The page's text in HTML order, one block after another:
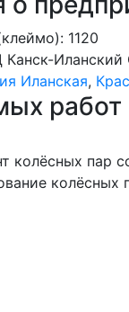
1120
Иланская,
работ
колёсных пар
колёсных